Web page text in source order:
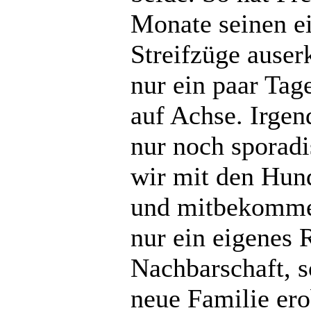
Monate seinen
Streifzüge
nur ein paar
auf Achse.
nur noch
wir mit den
und
nur ein eigenes
Nachbarschaft,
neue Familie